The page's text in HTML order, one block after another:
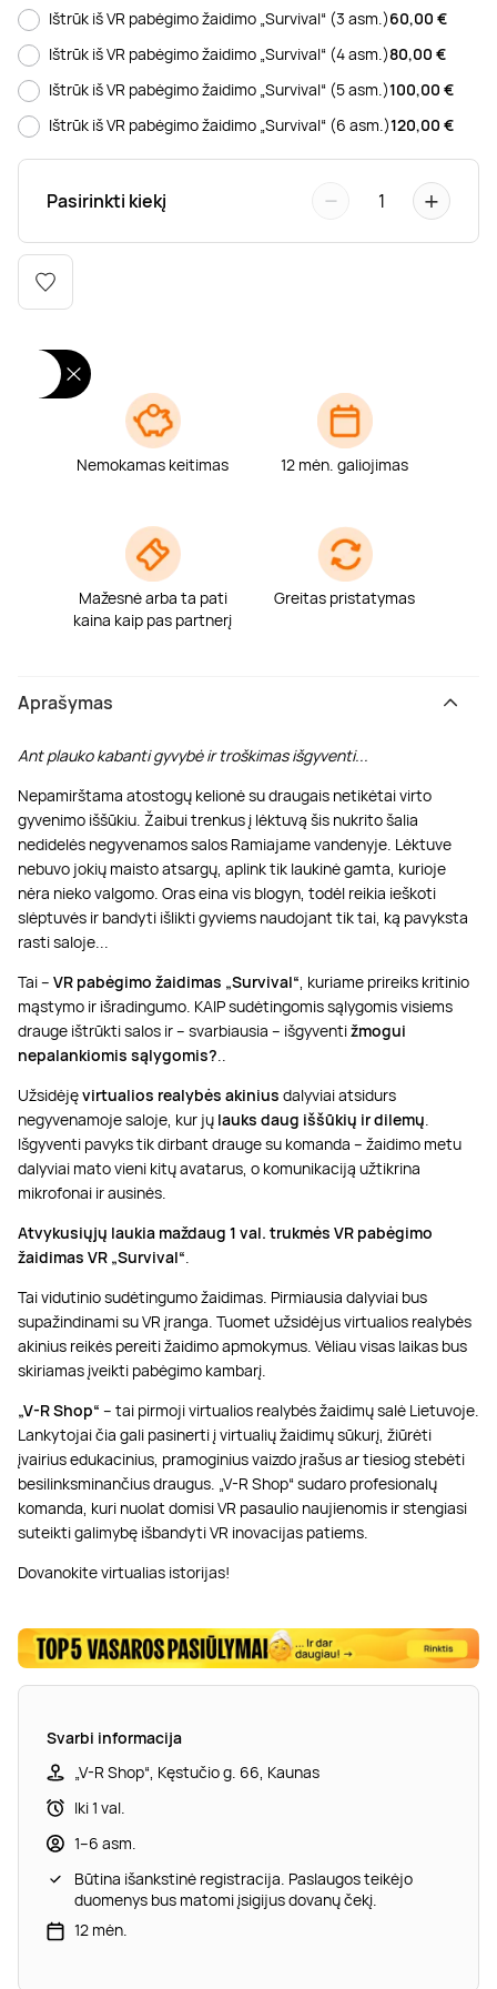
Poilsis dvaruose ir pilyse
Masažų kompleksai
Kitos vandens pramogos
Ištrūk iš VR pabėgimo žaidimo „Survival“ (3 asm.)60,00 €
Ištrūk iš VR pabėgimo žaidimo „Survival“ (4 asm.)80,00 €
Ištrūk iš VR pabėgimo žaidimo „Survival“ (5 asm.)100,00 €
Ištrūk iš VR pabėgimo žaidimo „Survival“ (6 asm.)120,00 €
Pasirinkti kiekį − 1 +
Nemokamas keitimas 12 mėn. galiojimas
Mažesnė arba ta pati
kaina kaip pas partnerį
Greitas pristatymas
Aprašymas
Ant plauko kabanti gyvybė ir troškimas išgyventi...
Nepamirštama atostogų kelionė su draugais netikėtai virto
gyvenimo iššūkiu. Žaibui trenkus į lėktuvą šis nukrito šalia
nedidelės negyvenamos salos Ramiajame vandenyje. Lėktuve
nebuvo jokių maisto atsargų, aplink tik laukinė gamta, kurioje
nėra nieko valgomo. Oras eina vis blogyn, todėl reikia ieškoti
slėptuvės ir bandyti išlikti gyviems naudojant tik tai, ką pavyksta
rasti saloje...
Tai – VR pabėgimo žaidimas „Survival“, kuriame prireiks kritinio
mąstymo ir išradingumo. KAIP sudėtingomis sąlygomis visiems
drauge ištrūkti salos ir – svarbiausia – išgyventižmogui
nepalankiomis sąlygomis?..
Užsidėjęvirtualios realybės akinius dalyviai atsidurs
negyvenamoje saloje, kur jų lauks daug iššūkių ir dilemų.
Išgyventi pavyks tik dirbant drauge su komanda – žaidimo metu
dalyviai mato vieni kitų avatarus, o komunikaciją užtikrina
mikrofonai ir ausinės.
Atvykusiųjų laukia maždaug 1 val. trukmės VR pabėgimo
žaidimas VR „Survival“.
Tai vidutinio sudėtingumo žaidimas. Pirmiausia dalyviai bus
supažindinami su VR įranga. Tuomet užsidėjus virtualios realybės
akinius reikės pereiti žaidimo apmokymus. Vėliau visas laikas bus
skiriamas įveikti pabėgimo kambarį.
„V-R Shop“ – tai pirmoji virtualios realybės žaidimų salė Lietuvoje.
Lankytojai čia gali pasinerti į virtualių žaidimų sūkurį, žiūrėti
įvairius edukacinius, pramoginius vaizdo įrašus ar tiesiog stebėti
besilinksminančius draugus. „V-R Shop“ sudaro profesionalų
komanda, kuri nuolat domisi VR pasaulio naujienomis ir stengiasi
suteikti galimybę išbandyti VR inovacijas patiems.
Dovanokite virtualias istorijas!
Svarbi informacija
„V-R Shop“, Kęstučio g. 66, Kaunas
Iki 1 val.
1–6 asm.
Būtina išankstinė registracija. Paslaugos teikėjo
duomenys bus matomi įsigijus dovanų čekį.
12 mėn.